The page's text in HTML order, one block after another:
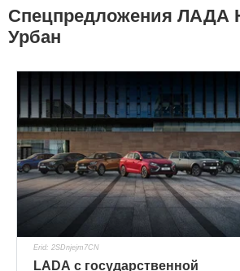
Спецпредложения ЛАДА
Урбан
Erid: 2SDnjejm7CN
LADA с государственной